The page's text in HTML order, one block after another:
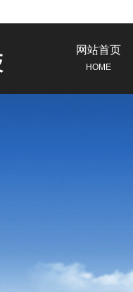
网站首页
HOME